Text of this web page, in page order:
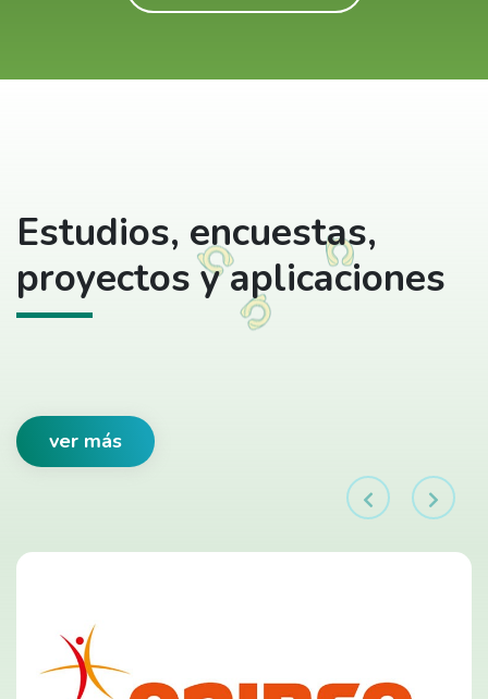
Estudios, encuestas,
proyectos y aplicaciones
ver más